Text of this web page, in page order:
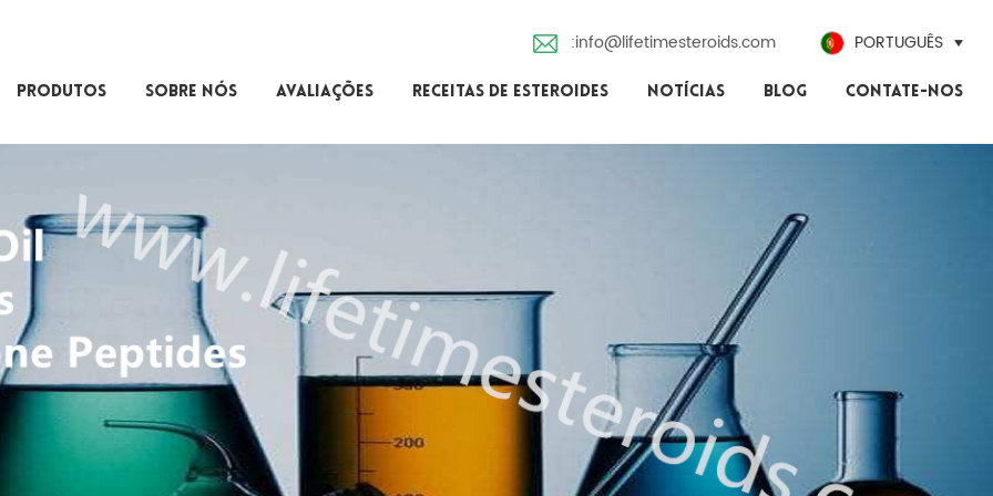
:info@lifetimesteroids.com PORTUGUÊS
PRODUTOS SOBRE NÓS AVALIAÇÕES RECEITAS DE ESTEROIDES NOTÍCIAS BLOG CONTATE-NOS